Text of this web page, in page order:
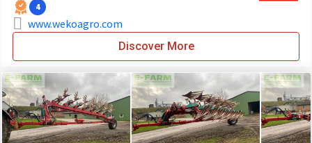
4
www.wekoagro.com
Discover More